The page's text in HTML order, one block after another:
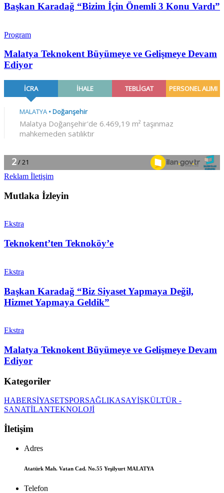
Başkan Karadağ “Bizim İçin Önemli 3 Konu Vardı”
Program
Malatya Teknokent Büyümeye ve Gelişmeye Devam
Ediyor
Reklam İletişim
Mutlaka İzleyin
Ekstra
Teknokent’ten Teknoköy’e
Ekstra
Başkan Karadağ “Biz Siyaset Yapmaya Değil,
Hizmet Yapmaya Geldik”
Ekstra
Malatya Teknokent Büyümeye ve Gelişmeye Devam
Ediyor
Kategoriler
HABERSİYASETSPORSAĞLIKASAYİŞKÜLTÜR -
SANATİLANTEKNOLOJİ
İletişim
Adres
Atatürk Mah. Vatan Cad. No.55 Yeşilyurt MALATYA
Telefon